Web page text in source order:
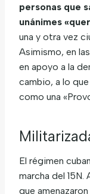
personas que
unánimes
una y otra vez
Asimismo, en
en apoyo a la
cambio, a lo
como una
El régimen
marcha del 15N.
que